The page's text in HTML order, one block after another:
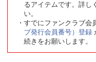
るアイテムです。詳し
い。
すでにファンクラブ会
ブ発行会員番号）登録
続きをお願いします。